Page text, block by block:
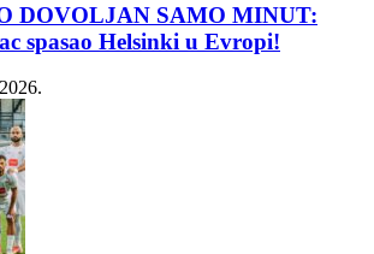
DOVOLJAN SAMO MINUT:
spasao Helsinki u Evropi!